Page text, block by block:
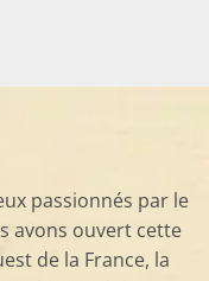
passionnés par le
avons ouvert cette
de la France, la